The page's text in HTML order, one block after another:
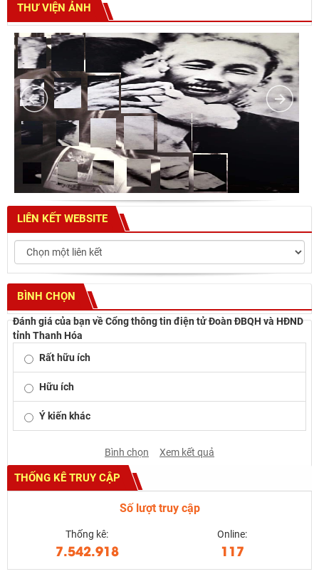
THƯ VIỆN ẢNH
LIÊN KẾT WEBSITE
BÌNH CHỌN
Đánh giá của bạn về Cổng thông tin điện tử Đoàn ĐBQH và HĐND
tỉnh Thanh Hóa
Rất hữu ích
Hữu ích
Ý kiến khác
Bình chọn Xem kết quả
THỐNG KÊ TRUY CẬP
Số lượt truy cập
Thống kê:
7.542.918
Online:
117